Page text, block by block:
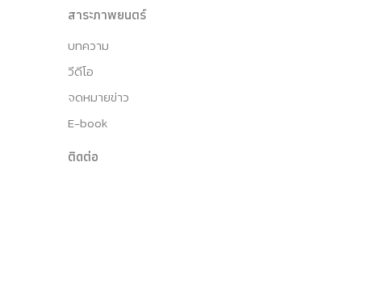
สาระภาพยนตร์
บทความ
วีดีโอ
จดหมายข่าว
E-book
ติดต่อ